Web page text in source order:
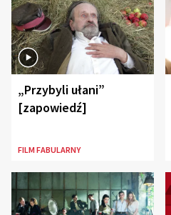
„Przybyli ułani”
[zapowiedź]
FILM FABULARNY